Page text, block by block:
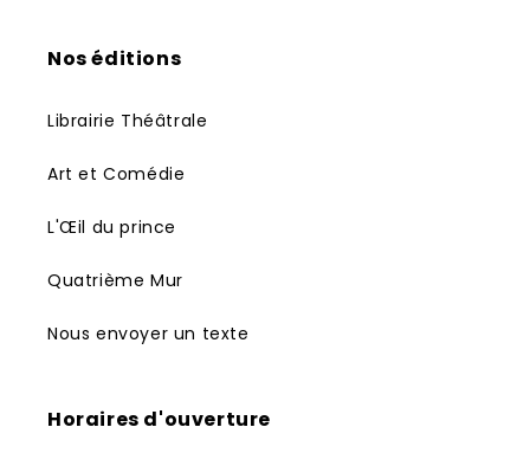
Nos éditions
Librairie Théâtrale
Art et Comédie
L'Œil du prince
Quatrième Mur
Nous envoyer un texte
Horaires d'ouverture